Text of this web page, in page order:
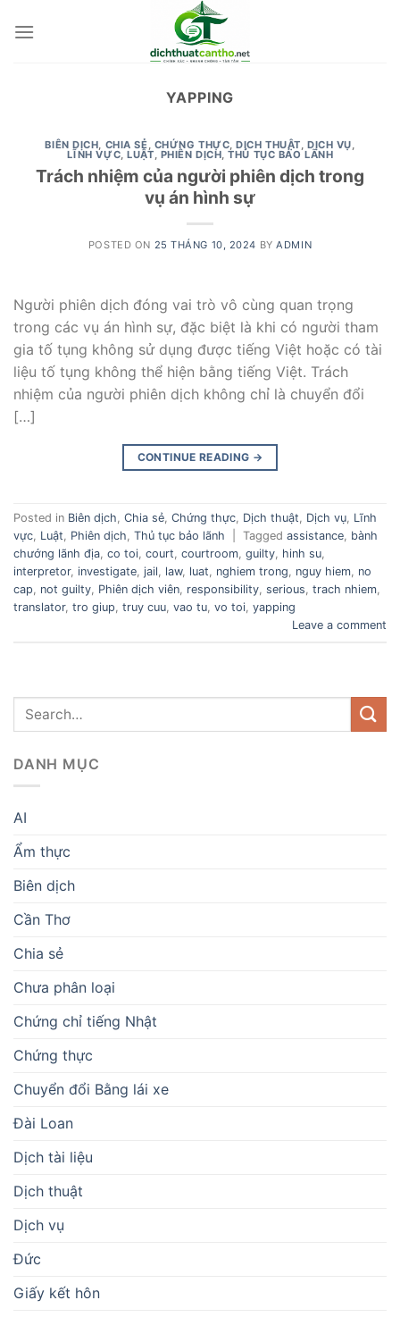
YAPPING
BIÊN DỊCH, CHIA SẺ, CHỨNG THỰC,DỊCH THUẬT,DỊCH VỤ,
LĨNH VỰC,LUẬT, PHIÊN DỊCH,THỦ TỤC BẢO LÃNH
Trách nhiệm của người phiên dịch trong
vụ án hình sự
POSTED ON 25 THÁNG 10, 2024 BYADMIN
Người phiên dịch đóng vai trò vô cùng quan trọng
trong các vụ án hình sự, đặc biệt là khi có người tham
gia tố tụng không sử dụng được tiếng Việt hoặc có tài
liệu tố tụng không thể hiện bằng tiếng Việt. Trách
nhiệm của người phiên dịch không chỉ là chuyển đổi
[…]
CONTINUE READING →
Posted in Biên dịch Chia sẻ Chứng thực Dịch thuật Dịch vụ Lĩnh
vực Luật Phiên dịch Thủ tục bảo lãnh Tagged assistance bành
chướng lãnh địa co toi court courtroom guilty hinh su
interpretor, investigate jail law, luat nghiem trong nguy hiem no
cap
not guilty Phiên dịch viên responsibility serious trach nhiem
translator, tro giup truy cuu vao tu vo toi yapping
Leave a comment
DANH MỤC
AI
Ẩm thực
Biên dịch
Cần Thơ
Chia sẻ
Chưa phân loại
Chứng chỉ tiếng Nhật
Chứng thực
Chuyển đổi Bằng lái xe
Đài Loan
Dịch tài liệu
Dịch thuật
Dịch vụ
Đức
Giấy kết hôn